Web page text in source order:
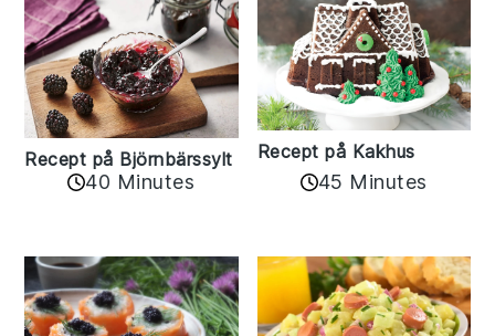
Recept på Björnbärssylt
40 Minutes
Recept på Kakhus
45 Minutes